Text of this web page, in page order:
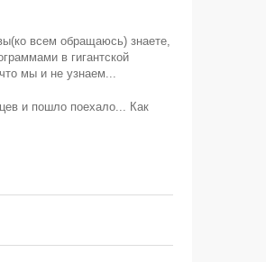
всем обращаюсь) знаете,
в гигантской
мы и не узнаем...
и пошло поехало... Как